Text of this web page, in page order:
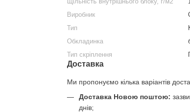
Виробник
Тип
Обкладинка
Тип скріплення
Доставка
Ми пропонуємо кілька варіантів
Доставка Новою поштою:
днів;